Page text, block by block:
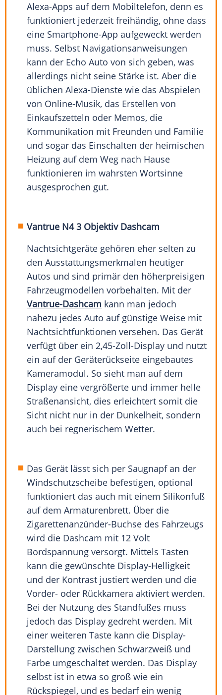
Alexa-Apps auf dem Mobiltelefon, denn es
funktioniert jederzeit freihändig, ohne dass
eine Smartphone-App aufgeweckt werden
muss. Selbst Navigationsanweisungen
kann der Echo Auto von sich geben, was
allerdings nicht seine Stärke ist. Aber die
üblichen Alexa-Dienste wie das Abspielen
von Online-Musik, das Erstellen von
Einkaufszetteln oder Memos, die
Kommunikation mit Freunden und Familie
und sogar das Einschalten der heimischen
Heizung auf dem Weg nach Hause
funktionieren im wahrsten Wortsinne
ausgesprochen gut.
Vantrue N4 3 Objektiv Dashcam
Nachtsichtgeräte gehören eher selten zu
den Ausstattungsmerkmalen heutiger
Autos und sind primär den höherpreisigen
Fahrzeugmodellen vorbehalten. Mit der
Vantrue-Dashcam kann man jedoch
nahezu jedes Auto auf günstige Weise mit
Nachtsichtfunktionen versehen. Das Gerät
verfügt über ein 2,45-Zoll-Display und nutzt
ein auf der Geräterückseite eingebautes
Kameramodul. So sieht man auf dem
Display eine vergrößerte und immer helle
Straßenansicht, dies erleichtert somit die
Sicht nicht nur in der Dunkelheit, sondern
auch bei regnerischem Wetter.
Das Gerät lässt sich per Saugnapf an der
Windschutzscheibe befestigen, optional
funktioniert das auch mit einem Silikonfuß
auf dem Armaturenbrett. Über die
Zigarettenanzünder-Buchse des Fahrzeugs
wird die Dashcam mit 12 Volt
Bordspannung versorgt. Mittels Tasten
kann die gewünschte Display-Helligkeit
und der Kontrast justiert werden und die
Vorder- oder Rückkamera aktiviert werden.
Bei der Nutzung des Standfußes muss
jedoch das Display gedreht werden. Mit
einer weiteren Taste kann die Display-
Darstellung zwischen Schwarzweiß und
Farbe umgeschaltet werden. Das Display
selbst ist in etwa so groß wie ein
Rückspiegel, und es bedarf ein wenig